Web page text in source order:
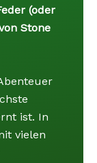
(oder
Stone
ist. In
vielen